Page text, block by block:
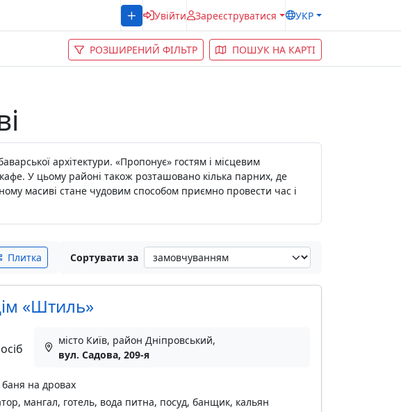
Увійти Зареєструватися УКР
РОЗШИРЕНИЙ ФІЛЬТР ПОШУК НА КАРТІ
архітектури. «Пропонує» гостям і місцевим
У цьому районі також розташовано кілька парних, де
масиві стане чудовим способом приємно провести час і
Плитка Сортувати за
«Штиль»
місто Київ, район Дніпровський,
вул. Садова, 209-я
на дровах
мангал, готель, вода питна, посуд, банщик, кальян